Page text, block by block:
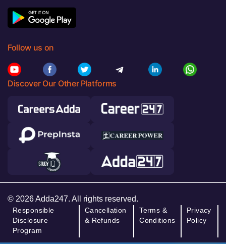
Follow us on
Discover Our Other Platforms
© 2026 Adda247. All rights reserved.
Responsible
Disclosure
Program
Cancellation
& Refunds
Terms &
Conditions
Privacy
Policy